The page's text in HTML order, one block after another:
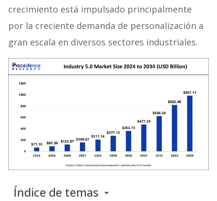
crecimiento está impulsado principalmente
por la creciente demanda de personalización a
gran escala en diversos sectores industriales.
Índice de temas